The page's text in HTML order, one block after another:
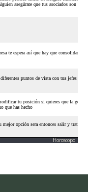
Horoscopo